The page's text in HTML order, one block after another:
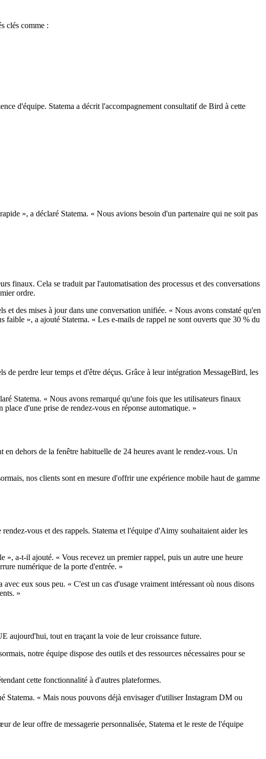
clés comme :
d'équipe. Statema a décrit l'accompagnement consultatif de Bird à cette
», a déclaré Statema. « Nous avions besoin d'un partenaire qui ne soit pas
finaux. Cela se traduit par l'automatisation des processus et des conversations
ordre.
et des mises à jour dans une conversation unifiée. « Nous avons constaté qu'en
», a ajouté Statema. « Les e-mails de rappel ne sont ouverts que 30 % du
de perdre leur temps et d'être déçus. Grâce à leur intégration MessageBird, les
Statema. « Nous avons remarqué qu'une fois que les utilisateurs finaux
d'une prise de rendez-vous en réponse automatique. »
dehors de la fenêtre habituelle de 24 heures avant le rendez-vous. Un
nos clients sont en mesure d'offrir une expérience mobile haut de gamme
vous et des rappels. Statema et l'équipe d'Aimy souhaitaient aider les
a-t-il ajouté. « Vous recevez un premier rappel, puis un autre une heure
numérique de la porte d'entrée. »
eux sous peu. « C'est un cas d'usage vraiment intéressant où nous disons
»
aujourd'hui, tout en traçant la voie de leur croissance future.
notre équipe dispose des outils et des ressources nécessaires pour se
cette fonctionnalité à d'autres plateformes.
Statema. « Mais nous pouvons déjà envisager d'utiliser Instagram DM ou
de leur offre de messagerie personnalisée, Statema et le reste de l'équipe